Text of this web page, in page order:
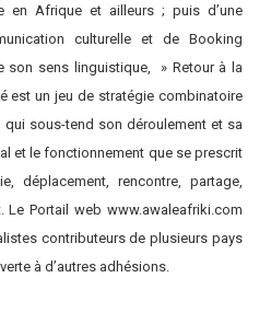
en Afrique et ailleurs ; puis d’une
culturelle et de Booking
son sens linguistique, » Retour à la
est un jeu de stratégie combinatoire
sous-tend son déroulement et sa
et le fonctionnement que se prescrit
déplacement, rencontre, partage,
Le Portail web www.awaleafriki.com
contributeurs de plusieurs pays
à d’autres adhésions.